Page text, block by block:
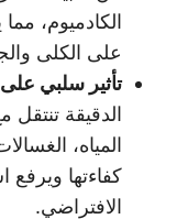
الكادميوم،
على الكلى
تأثير سلبي على
الدقيقة تنتقل
المياه،
كفاءتها
الافتراضي.